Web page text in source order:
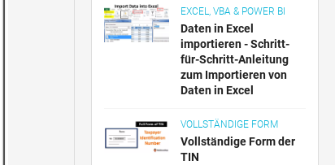
EXCEL, VBA & POWER BI
Daten in Excel
importieren - Schritt-
für-Schritt-Anleitung
zum Importieren von
Daten in Excel
VOLLSTÄNDIGE FORM
Vollständige Form der
TIN